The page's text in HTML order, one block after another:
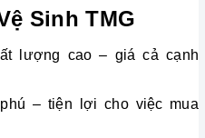
Sinh TMG
lượng cao – giá cả cạnh
– tiện lợi cho việc mua